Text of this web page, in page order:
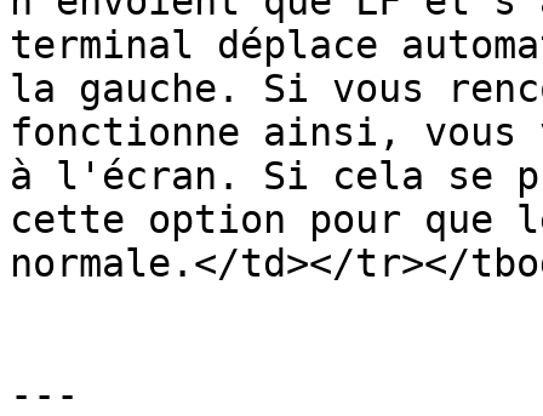
terminal déplace
la gauche. Si vous
fonctionne ainsi,
à l'écran. Si cela se
cette option pour que
normale.</td></tr></
---